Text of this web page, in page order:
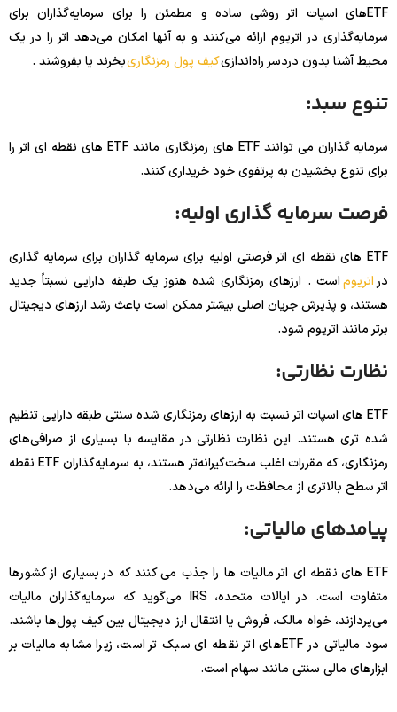
ETF‌های اسپات اتر روشی ساده و مطمئن را برای سرمایه‌گذاران برای
سرمایه‌گذاری در اتریوم ارائه می‌کنند و به آنها امکان می‌دهد اتر را در یک
محیط آشنا بدون دردسر راه‌اندازیکیف پول رمزنگاریبخرند یا بفروشند .
تنوع سبد:
سرمایه گذاران می توانند ETF های رمزنگاری مانند ETF های نقطه ای اتر را
برای تنوع بخشیدن به پرتفوی خود خریداری کنند.
فرصت سرمایه گذاری اولیه:
ETF های نقطه ای اتر فرصتی اولیه برای سرمایه گذاران برای سرمایه گذاری
در اتریوماست . ارزهای رمزنگاری شده هنوز یک طبقه دارایی نسبتاً جدید
هستند، و پذیرش جریان اصلی بیشتر ممکن است باعث رشد ارزهای دیجیتال
برتر مانند اتریوم شود.
نظارت نظارتی:
ETF های اسپات اتر نسبت به ارزهای رمزنگاری شده سنتی طبقه دارایی تنظیم
شده تری هستند. این نظارت نظارتی در مقایسه با بسیاری از صرافی‌های
رمزنگاری، که مقررات اغلب سخت‌گیرانه‌تر هستند، به سرمایه‌گذاران ETF نقطه
اتر سطح بالاتری از محافظت را ارائه می‌دهد.
پیامدهای مالیاتی:
ETF های نقطه ای اتر مالیات ها را جذب می کنند که در بسیاری از کشورها
متفاوت است. در ایالات متحده، IRS می‌گوید که سرمایه‌گذاران مالیات
می‌پردازند، خواه مالک، فروش یا انتقال ارز دیجیتال بین کیف پول‌ها باشند.
سود مالیاتی در ETFهای اتر نقطه ای سبک تر است، زیرا مشابه مالیات بر
ابزارهای مالی سنتی مانند سهام است.